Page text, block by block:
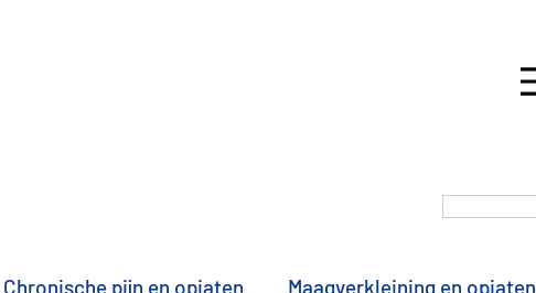
Chronische pijn en opiaten Maagverkleining en opiaten